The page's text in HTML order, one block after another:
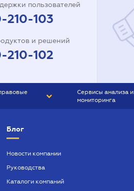
пользователей
103
и решений
102
Сервисы анализа и
мониторинга
Блог
Новости компании
Руководства
Каталоги компаний